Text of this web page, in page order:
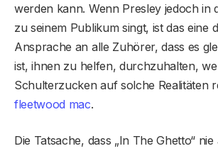
werden kann. Wenn Presley jedoch in
zu seinem Publikum singt, ist das eine
Ansprache an alle Zuhörer, dass es
ist, ihnen zu helfen, durchzuhalten,
Schulterzucken auf solche Realitäten
fleetwood mac.
Die Tatsache, dass „In The Ghetto“